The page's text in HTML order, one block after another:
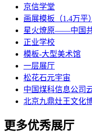
京信学堂
画展模板（1.4万平）
星火燎原——中国
正业学校
模板-大型美术馆
一层展厅
松花石元宇宙
中国煤科信息公司
北京九鼎灶王文化
更多优秀展厅